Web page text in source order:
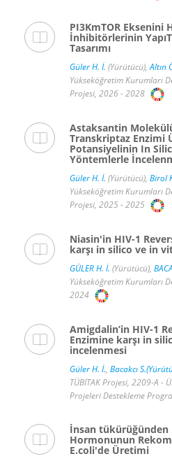
PI3KmTOR Eksenini
İnhibitörlerinin
Tasarımı
Güler H. İ. (Yürütücü),Altın
Yükseköğretim Kurumları
Projesi, 2026 - 2028
Astaksantin
Transkriptaz Enzimi
Potansiyelinin In
Yöntemlerle
Güler H. İ. (Yürütücü), Birol
Yükseköğretim Kurumları
Projesi, 2025 - 2025
Niasin'in HIV-1
karşı in silico ve in
GÜLER H. İ. (Yürütücü),
Yükseköğretim Kurumları
2024
Amigdalin’in HIV-1
Enzimine karşı in
incelenmesi
Güler H. İ., Bacakcı
TÜBİTAK Projesi, 2209-A -
Projeleri Destekleme
İnsan
Hormonunun
E.coli'de Üretimi